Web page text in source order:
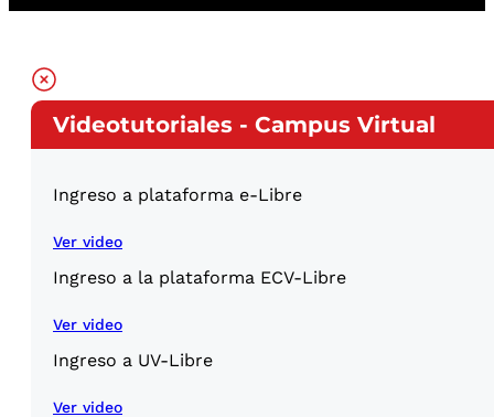
Videotutoriales - Campus Virtual
Ingreso a plataforma e-Libre
Ver video
Ingreso a la plataforma ECV-Libre
Ver video
Ingreso a UV-Libre
Ver video